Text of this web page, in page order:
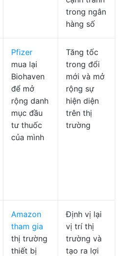
trong ngân
hàng số
Pfizer
mua lại
Biohaven
để mở
rộng danh
mục đầu
tư thuốc
của mình
Tăng tốc
trong đổi
mới và mở
rộng sự
hiện diện
trên thị
trường
Amazon
tham gia
thị trường
thiết bị
Định vị lại
vị trí thị
trường và
tạo ra lợi